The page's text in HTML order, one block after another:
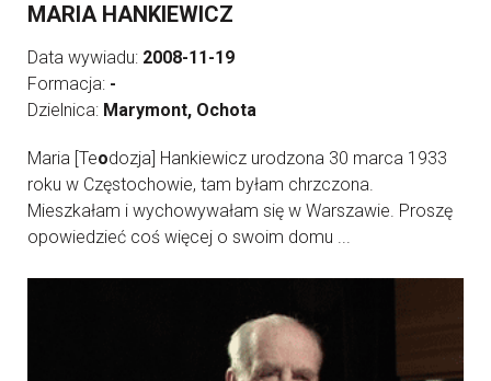
MARIA HANKIEWICZ
Data wywiadu: 2008-11-19
Formacja: -
Dzielnica: Marymont, Ochota
Maria [Teodozja] Hankiewicz urodzona 30 marca 1933
roku w Częstochowie, tam byłam chrzczona.
Mieszkałam i wychowywałam się w Warszawie. Proszę
opowiedzieć coś więcej o swoim domu ...